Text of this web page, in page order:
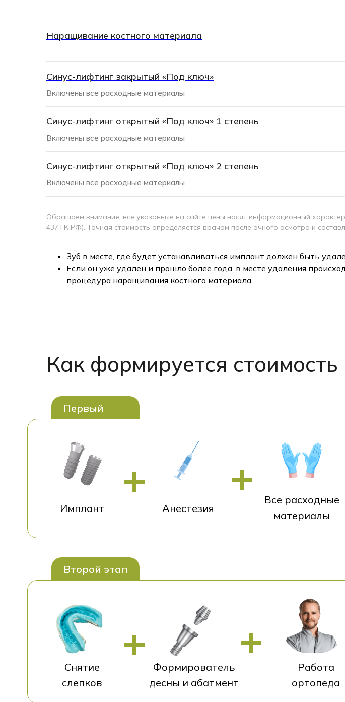
Наращивание костного материала
Синус-лифтинг закрытый «Под ключ»
Включены все расходные материалы
Синус-лифтинг открытый «Под ключ» 1 степень
Включены все расходные материалы
Синус-лифтинг открытый «Под ключ» 2 степень
Включены все расходные материалы
Обращаем внимание: все указанные на сайте цены носят информационный
437 ГК РФ). Точная стоимость определяется врачом после очного осмотра и
Зуб в месте, где будет устанавливаться имплант должен быть
Если он уже удален и прошло более года, в месте удаления
процедура наращивания костного материала.
Как формируется
Первый
этап
Анестезия
Имплант
Все расходные
материалы
Второй этап
Формирователь
десны и абатмент
Снятие
слепков
Работа
ортопеда